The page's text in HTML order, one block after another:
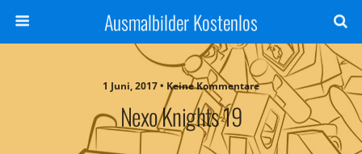
Ausmalbilder Kostenlos
1 Juni, 2017 • Keine Kommentare
Nexo Knights 19